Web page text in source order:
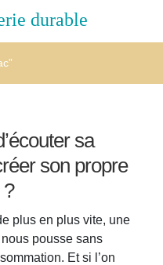
durable
sa
son propre
plus en plus vite, une
pousse sans
Et si l’on